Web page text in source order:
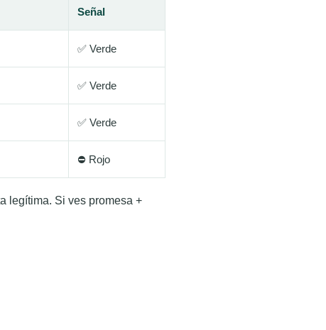
Señal
✅ Verde
✅ Verde
✅ Verde
⛔ Rojo
legítima. Si ves promesa +